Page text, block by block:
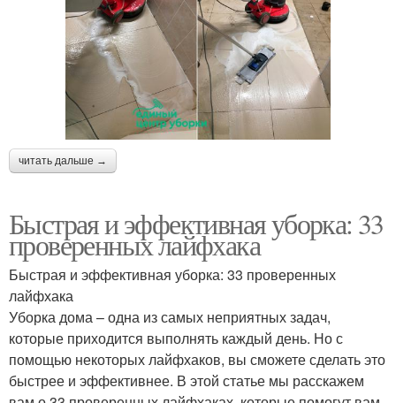
читать дальше →
Быстрая и эффективная уборка: 33
проверенных лайфхака
Быстрая и эффективная уборка: 33 проверенных
лайфхака
Уборка дома – одна из самых неприятных задач,
которые приходится выполнять каждый день. Но с
помощью некоторых лайфхаков, вы сможете сделать это
быстрее и эффективнее. В этой статье мы расскажем